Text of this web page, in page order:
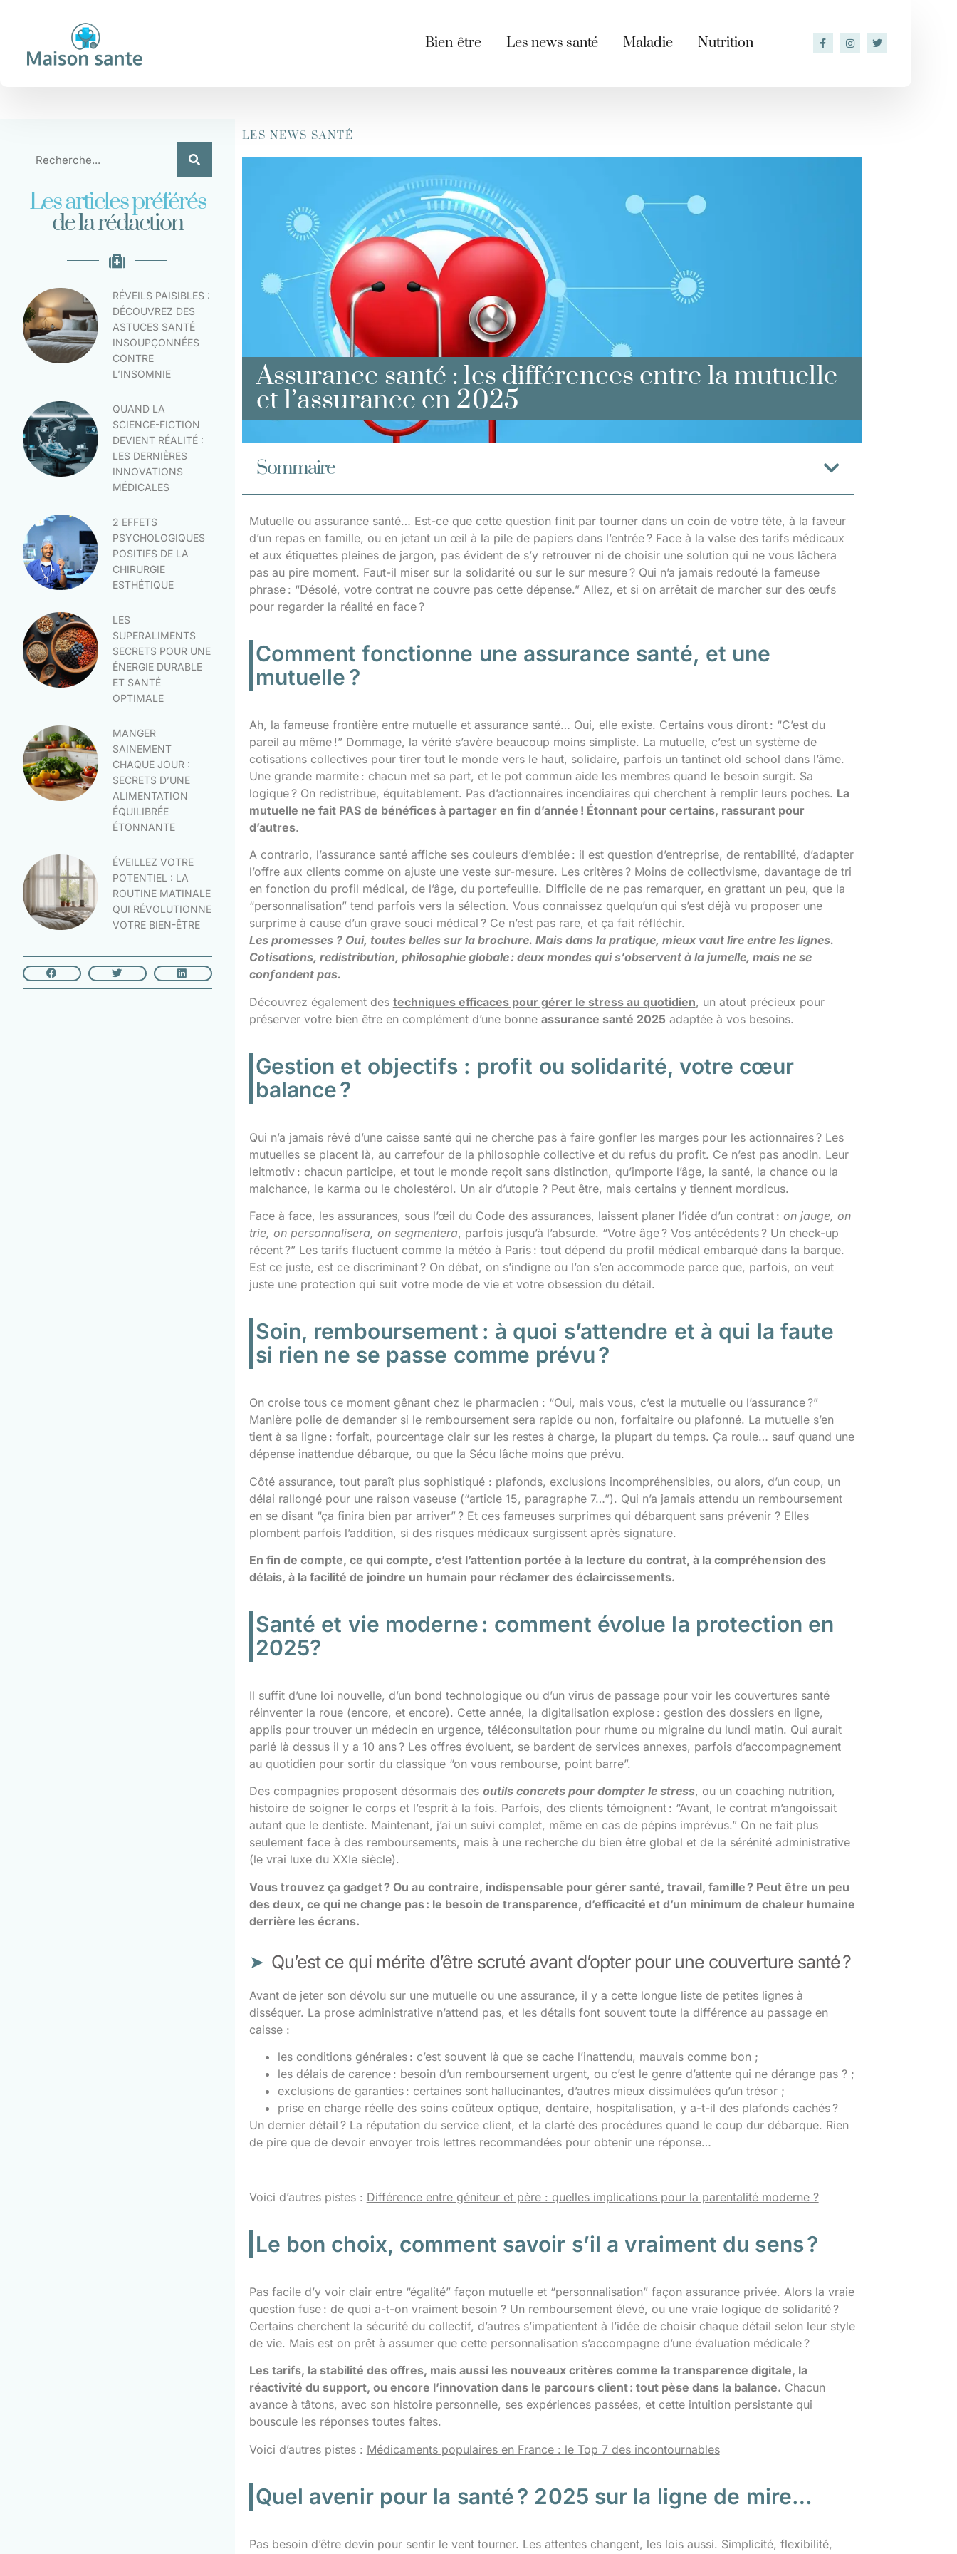
Bien-être Les news santé Maladie Nutrition
Les articles préférés
de la rédaction
RÉVEILS PAISIBLES :
DÉCOUVREZ DES
ASTUCES SANTÉ
INSOUPÇONNÉES
CONTRE
L’INSOMNIE
QUAND LA
SCIENCE-FICTION
DEVIENT RÉALITÉ :
LES DERNIÈRES
INNOVATIONS
MÉDICALES
2 EFFETS
PSYCHOLOGIQUES
POSITIFS DE LA
CHIRURGIE
ESTHÉTIQUE
LES
SUPERALIMENTS
SECRETS POUR UNE
ÉNERGIE DURABLE
ET SANTÉ
OPTIMALE
MANGER
SAINEMENT
CHAQUE JOUR :
SECRETS D’UNE
ALIMENTATION
ÉQUILIBRÉE
ÉTONNANTE
ÉVEILLEZ VOTRE
POTENTIEL : LA
ROUTINE MATINALE
QUI RÉVOLUTIONNE
VOTRE BIEN-ÊTRE
LES NEWS SANTÉ
Assurance santé : les différences entre la mutuelle
et l’assurance en 2025
Sommaire
Mutuelle ou assurance santé… Est-ce que cette question finit par tourner dans un coin de votre tête, à la faveur
d’un repas en famille, ou en jetant un œil à la pile de papiers dans l’entrée ? Face à la valse des tarifs médicaux
et aux étiquettes pleines de jargon, pas évident de s’y retrouver ni de choisir une solution qui ne vous lâchera
pas au pire moment. Faut-il miser sur la solidarité ou sur le sur mesure ? Qui n’a jamais redouté la fameuse
phrase : “Désolé, votre contrat ne couvre pas cette dépense.” Allez, et si on arrêtait de marcher sur des œufs
pour regarder la réalité en face ?
Comment fonctionne une assurance santé, et une
mutuelle ?
Ah, la fameuse frontière entre mutuelle et assurance santé… Oui, elle existe. Certains vous diront : “C’est du
pareil au même !” Dommage, la vérité s’avère beaucoup moins simpliste. La mutuelle, c’est un système de
cotisations collectives pour tirer tout le monde vers le haut, solidaire, parfois un tantinet old school dans l’âme.
Une grande marmite : chacun met sa part, et le pot commun aide les membres quand le besoin surgit. Sa
logique ? On redistribue, équitablement. Pas d’actionnaires incendiaires qui cherchent à remplir leurs poches. La
mutuelle ne fait PAS de bénéfices à partager en fin d’année ! Étonnant pour certains, rassurant pour
d’autres.
A contrario, l’assurance santé affiche ses couleurs d’emblée : il est question d’entreprise, de rentabilité, d’adapter
l’offre aux clients comme on ajuste une veste sur-mesure. Les critères ? Moins de collectivisme, davantage de tri
en fonction du profil médical, de l’âge, du portefeuille. Difficile de ne pas remarquer, en grattant un peu, que la
“personnalisation” tend parfois vers la sélection. Vous connaissez quelqu’un qui s’est déjà vu proposer une
surprime à cause d’un grave souci médical ? Ce n’est pas rare, et ça fait réfléchir.
Les promesses ? Oui, toutes belles sur la brochure. Mais dans la pratique, mieux vaut lire entre les lignes.
Cotisations, redistribution, philosophie globale : deux mondes qui s’observent à la jumelle, mais ne se
confondent pas.
Découvrez également des techniques efficaces pour gérer le stress au quotidien, un atout précieux pour
préserver votre bien être en complément d’une bonne assurance santé 2025 adaptée à vos besoins.
Gestion et objectifs : profit ou solidarité, votre cœur
balance ?
Qui n’a jamais rêvé d’une caisse santé qui ne cherche pas à faire gonfler les marges pour les actionnaires ? Les
mutuelles se placent là, au carrefour de la philosophie collective et du refus du profit. Ce n’est pas anodin. Leur
leitmotiv : chacun participe, et tout le monde reçoit sans distinction, qu’importe l’âge, la santé, la chance ou la
malchance, le karma ou le cholestérol. Un air d’utopie ? Peut être, mais certains y tiennent mordicus.
Face à face, les assurances, sous l’œil du Code des assurances, laissent planer l’idée d’un contrat : on jauge, on
trie, on personnalisera, on segmentera, parfois jusqu’à l’absurde. “Votre âge ? Vos antécédents ? Un check-up
récent ?” Les tarifs fluctuent comme la météo à Paris : tout dépend du profil médical embarqué dans la barque.
Est ce juste, est ce discriminant ? On débat, on s’indigne ou l’on s’en accommode parce que, parfois, on veut
juste une protection qui suit votre mode de vie et votre obsession du détail.
Soin, remboursement : à quoi s’attendre et à qui la faute
si rien ne se passe comme prévu ?
On croise tous ce moment gênant chez le pharmacien : “Oui, mais vous, c’est la mutuelle ou l’assurance ?”
Manière polie de demander si le remboursement sera rapide ou non, forfaitaire ou plafonné. La mutuelle s’en
tient à sa ligne : forfait, pourcentage clair sur les restes à charge, la plupart du temps. Ça roule… sauf quand une
dépense inattendue débarque, ou que la Sécu lâche moins que prévu.
Côté assurance, tout paraît plus sophistiqué : plafonds, exclusions incompréhensibles, ou alors, d’un coup, un
délai rallongé pour une raison vaseuse (“article 15, paragraphe 7…”). Qui n’a jamais attendu un remboursement
en se disant “ça finira bien par arriver” ? Et ces fameuses surprimes qui débarquent sans prévenir ? Elles
plombent parfois l’addition, si des risques médicaux surgissent après signature.
En fin de compte, ce qui compte, c’est l’attention portée à la lecture du contrat, à la compréhension des
délais, à la facilité de joindre un humain pour réclamer des éclaircissements.
Santé et vie moderne : comment évolue la protection en
2025?
Il suffit d’une loi nouvelle, d’un bond technologique ou d’un virus de passage pour voir les couvertures santé
réinventer la roue (encore, et encore). Cette année, la digitalisation explose : gestion des dossiers en ligne,
applis pour trouver un médecin en urgence, téléconsultation pour rhume ou migraine du lundi matin. Qui aurait
parié là dessus il y a 10 ans ? Les offres évoluent, se bardent de services annexes, parfois d’accompagnement
au quotidien pour sortir du classique “on vous rembourse, point barre”.
Des compagnies proposent désormais des outils concrets pour dompter le stress, ou un coaching nutrition,
histoire de soigner le corps et l’esprit à la fois. Parfois, des clients témoignent : “Avant, le contrat m’angoissait
autant que le dentiste. Maintenant, j’ai un suivi complet, même en cas de pépins imprévus.” On ne fait plus
seulement face à des remboursements, mais à une recherche du bien être global et de la sérénité administrative
(le vrai luxe du XXIe siècle).
Vous trouvez ça gadget ? Ou au contraire, indispensable pour gérer santé, travail, famille ? Peut être un peu
des deux, ce qui ne change pas : le besoin de transparence, d’efficacité et d’un minimum de chaleur humaine
derrière les écrans.
Qu’est ce qui mérite d’être scruté avant d’opter pour une couverture santé ?
Avant de jeter son dévolu sur une mutuelle ou une assurance, il y a cette longue liste de petites lignes à
disséquer. La prose administrative n’attend pas, et les détails font souvent toute la différence au passage en
caisse :
les conditions générales : c’est souvent là que se cache l’inattendu, mauvais comme bon ;
les délais de carence : besoin d’un remboursement urgent, ou c’est le genre d’attente qui ne dérange pas ? ;
exclusions de garanties : certaines sont hallucinantes, d’autres mieux dissimulées qu’un trésor ;
prise en charge réelle des soins coûteux optique, dentaire, hospitalisation, y a-t-il des plafonds cachés ?
Un dernier détail ? La réputation du service client, et la clarté des procédures quand le coup dur débarque. Rien
de pire que de devoir envoyer trois lettres recommandées pour obtenir une réponse…
Voici d’autres pistes : Différence entre géniteur et père : quelles implications pour la parentalité moderne ?
Le bon choix, comment savoir s’il a vraiment du sens ?
Pas facile d’y voir clair entre “égalité” façon mutuelle et “personnalisation” façon assurance privée. Alors la vraie
question fuse : de quoi a-t-on vraiment besoin ? Un remboursement élevé, ou une vraie logique de solidarité ?
Certains cherchent la sécurité du collectif, d’autres s’impatientent à l’idée de choisir chaque détail selon leur style
de vie. Mais est on prêt à assumer que cette personnalisation s’accompagne d’une évaluation médicale ?
Les tarifs, la stabilité des offres, mais aussi les nouveaux critères comme la transparence digitale, la
réactivité du support, ou encore l’innovation dans le parcours client : tout pèse dans la balance. Chacun
avance à tâtons, avec son histoire personnelle, ses expériences passées, et cette intuition persistante qui
bouscule les réponses toutes faites.
Voici d’autres pistes : Médicaments populaires en France : le Top 7 des incontournables
Quel avenir pour la santé ? 2025 sur la ligne de mire…
Pas besoin d’être devin pour sentir le vent tourner. Les attentes changent, les lois aussi. Simplicité, flexibilité,